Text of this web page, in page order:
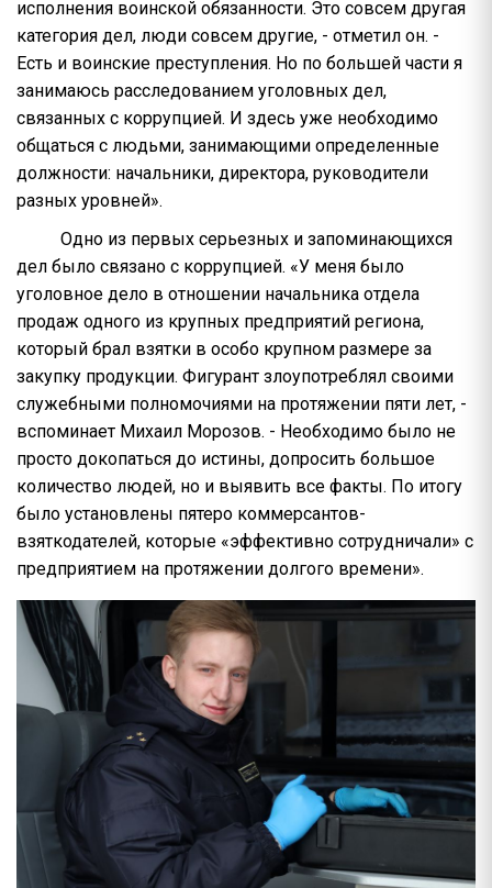
исполнения воинской обязанности. Это совсем другая
категория дел, люди совсем другие, - отметил он. -
Есть и воинские преступления. Но по большей части я
занимаюсь расследованием уголовных дел,
связанных с коррупцией. И здесь уже необходимо
общаться с людьми, занимающими определенные
должности: начальники, директора, руководители
разных уровней».
Одно из первых серьезных и запоминающихся
дел было связано с коррупцией. «У меня было
уголовное дело в отношении начальника отдела
продаж одного из крупных предприятий региона,
который брал взятки в особо крупном размере за
закупку продукции. Фигурант злоупотреблял своими
служебными полномочиями на протяжении пяти лет, -
вспоминает Михаил Морозов. - Необходимо было не
просто докопаться до истины, допросить большое
количество людей, но и выявить все факты. По итогу
было установлены пятеро коммерсантов-
взяткодателей, которые «эффективно сотрудничали» с
предприятием на протяжении долгого времени».